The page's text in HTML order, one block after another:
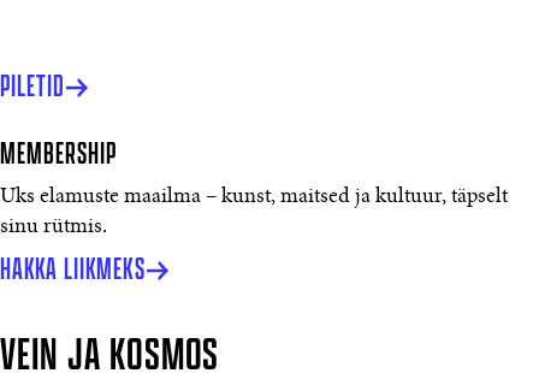
PILETID
MEMBERSHIP
Uks elamuste maailma – kunst, maitsed ja kultuur, täpselt
sinu rütmis.
HAKKA LIIKMEKS
VEIN JA KOSMOS